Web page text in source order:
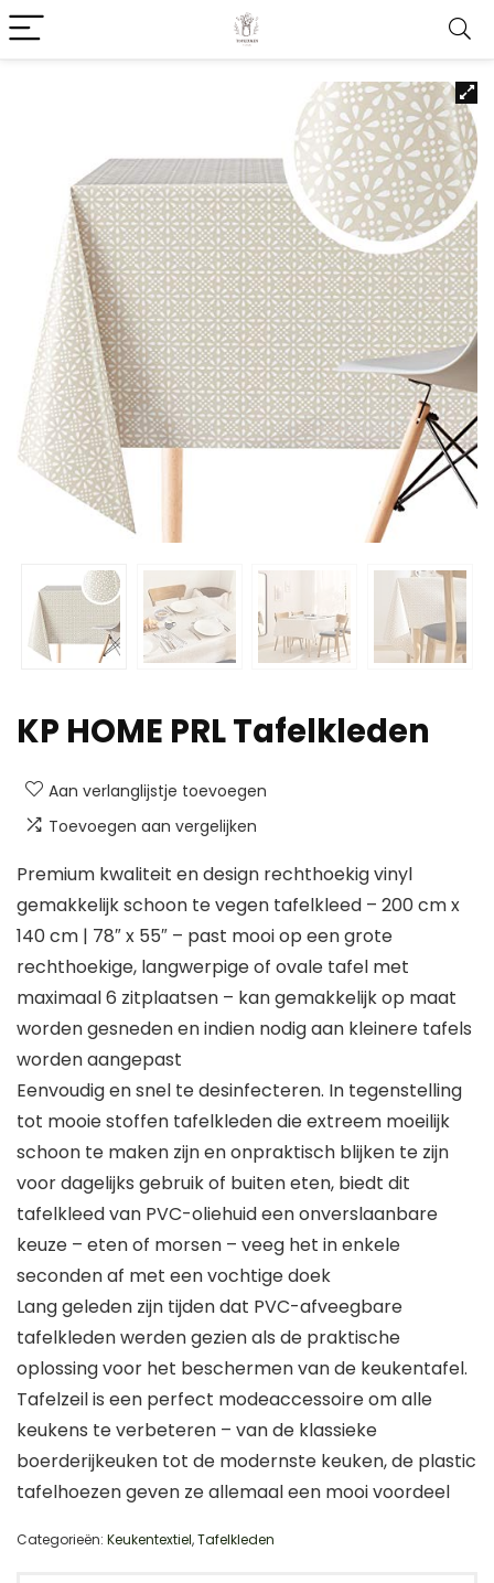
KP HOME PRL Tafelkleden
Aan verlanglijstje toevoegen
Toevoegen aan vergelijken
Premium kwaliteit en design rechthoekig vinyl
gemakkelijk schoon te vegen tafelkleed – 200 cm x
140 cm | 78″ x 55″ – past mooi op een grote
rechthoekige, langwerpige of ovale tafel met
maximaal 6 zitplaatsen – kan gemakkelijk op maat
worden gesneden en indien nodig aan kleinere tafels
worden aangepast
Eenvoudig en snel te desinfecteren. In tegenstelling
tot mooie stoffen tafelkleden die extreem moeilijk
schoon te maken zijn en onpraktisch blijken te zijn
voor dagelijks gebruik of buiten eten, biedt dit
tafelkleed van PVC-oliehuid een onverslaanbare
keuze – eten of morsen – veeg het in enkele
seconden af met een vochtige doek
Lang geleden zijn tijden dat PVC-afveegbare
tafelkleden werden gezien als de praktische
oplossing voor het beschermen van de keukentafel.
Tafelzeil is een perfect modeaccessoire om alle
keukens te verbeteren – van de klassieke
boerderijkeuken tot de modernste keuken, de plastic
tafelhoezen geven ze allemaal een mooi voordeel
Categorieën: Keukentextiel,Tafelkleden